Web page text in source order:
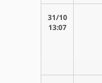
31/10
13:07